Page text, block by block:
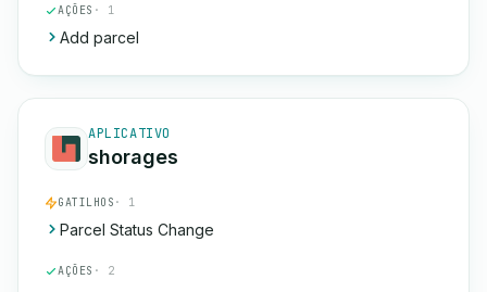
AÇÕES · 1
Add parcel
APLICATIVO
shorages
GATILHOS · 1
Parcel Status Change
AÇÕES · 2